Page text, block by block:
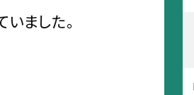
ました。